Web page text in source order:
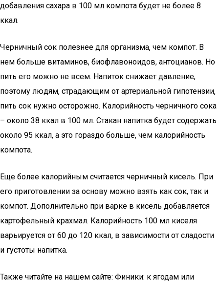
добавления сахара в 100 мл компота будет не более 8
ккал.
Черничный сок полезнее для организма, чем компот. В
нем больше витаминов, биофлавоноидов, антоцианов. Но
пить его можно не всем. Напиток снижает давление,
поэтому людям, страдающим от артериальной гипотензии,
пить сок нужно осторожно. Калорийность черничного сока
– около 38 ккал в 100 мл. Стакан напитка будет содержать
около 95 ккал, а это гораздо больше, чем калорийность
компота.
Еще более калорийным считается черничный кисель. При
его приготовлении за основу можно взять как сок, так и
компот. Дополнительно при варке в кисель добавляется
картофельный крахмал. Калорийность 100 мл киселя
варьируется от 60 до 120 ккал, в зависимости от сладости
и густоты напитка.
Также читайте на нашем сайте: Финики: к ягодам или